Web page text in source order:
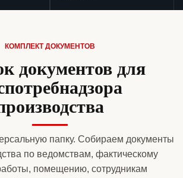
КОМПЛЕКТ ДОКУМЕНТОВ
документов для
папку. Собираем документы
по ведомствам, фактическому
помещению, сотрудникам